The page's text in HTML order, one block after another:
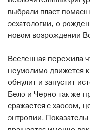
выбрали пласт
эсхатологии, о
новом возрождении
Вселенная пережила
неумолимо движется
обнулит и запустит
Бело и Черно так же
сражается с хаосом,
энтропии.